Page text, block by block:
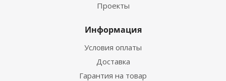
Проекты
Информация
Условия оплаты
Доставка
Гарантия на товар